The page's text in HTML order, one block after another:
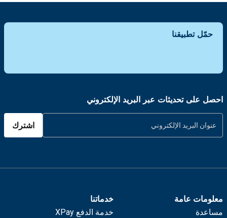
حمّل تطبيقنا
احصل على تحديثات عبر البريد الإلكتروني
اشترك
معلومات عامة
مساعدة
خدماتنا
خدمة الدفع XPay